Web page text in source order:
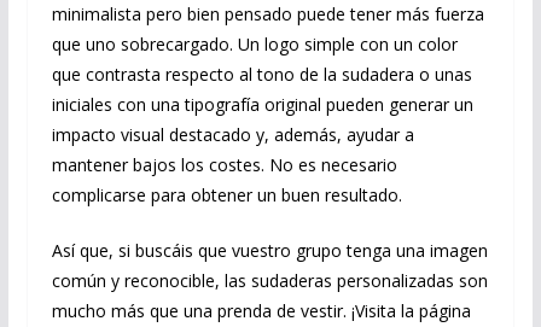
minimalista pero bien pensado puede tener más fuerza
que uno sobrecargado. Un logo simple con un color
que contrasta respecto al tono de la sudadera o unas
iniciales con una tipografía original pueden generar un
impacto visual destacado y, además, ayudar a
mantener bajos los costes. No es necesario
complicarse para obtener un buen resultado.
Así que, si buscáis que vuestro grupo tenga una imagen
común y reconocible, las sudaderas personalizadas son
mucho más que una prenda de vestir. ¡Visita la página